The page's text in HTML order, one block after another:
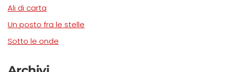
Ali di carta
Un posto fra le stelle
Sotto le onde